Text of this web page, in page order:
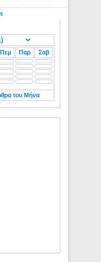
Πεμ Παρ Σαβ
του Μήνα